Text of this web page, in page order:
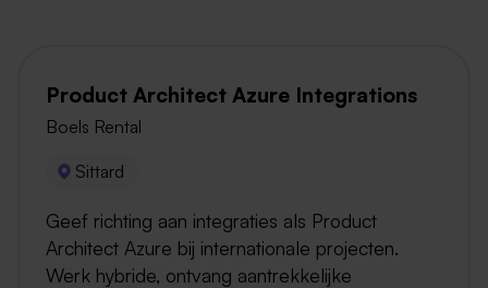
Product Architect Azure Integrations
Boels Rental
Sittard
Geef richting aan integraties als Product
Architect Azure bij internationale projecten.
Werk hybride, ontvang aantrekkelijke